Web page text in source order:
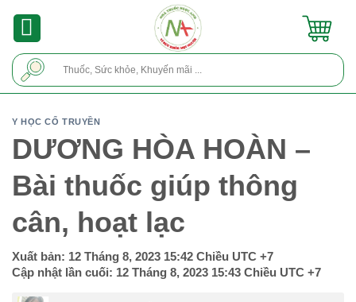
Y HỌC CỔ TRUYỀN
DƯƠNG HÒA HOÀN –
Bài thuốc giúp thông
cân, hoạt lạc
Xuất bản: 12 Tháng 8, 2023 15:42 Chiều UTC +7
Cập nhật lần cuối: 12 Tháng 8, 2023 15:43 Chiều UTC +7